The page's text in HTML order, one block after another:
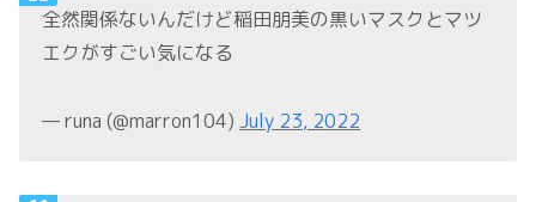
全然関係ないんだけど稲田朋美の黒いマスクとマツ
エクがすごい気になる
— runa (@marron104)July 23, 2022